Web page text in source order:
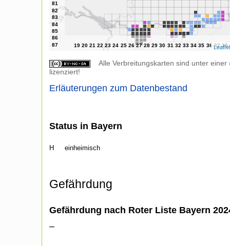
Leaflet
Alle Verbreitungskarten sind unter einer
lizenziert!
Erläuterungen zum Datenbestand
Status in Bayern
H einheimisch
Gefährdung
Gefährdung nach Roter Liste Bayern
–